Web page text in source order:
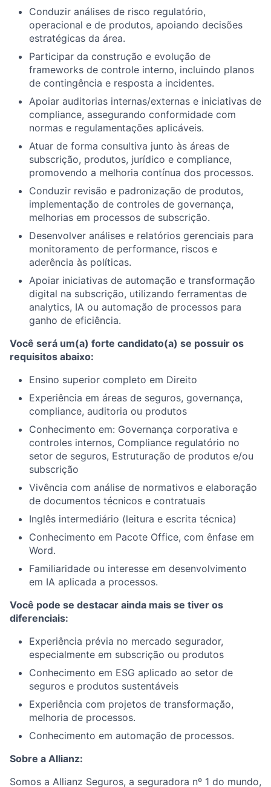
Conduzir análises de risco regulatório,
operacional e de produtos, apoiando decisões
estratégicas da área.
Participar da construção e evolução de
frameworks de controle interno, incluindo planos
de contingência e resposta a incidentes.
Apoiar auditorias internas/externas e iniciativas de
compliance, assegurando conformidade com
normas e regulamentações aplicáveis.
Atuar de forma consultiva junto às áreas de
subscrição, produtos, jurídico e compliance,
promovendo a melhoria contínua dos processos.
Conduzir revisão e padronização de produtos,
implementação de controles de governança,
melhorias em processos de subscrição.
Desenvolver análises e relatórios gerenciais para
monitoramento de performance, riscos e
aderência às políticas.
Apoiar iniciativas de automação e transformação
digital na subscrição, utilizando ferramentas de
analytics, IA ou automação de processos para
ganho de eficiência.
Você será um(a) forte candidato(a) se possuir os
requisitos abaixo:
Ensino superior completo em Direito
Experiência em áreas de seguros, governança,
compliance, auditoria ou produtos
Conhecimento em: Governança corporativa e
controles internos, Compliance regulatório no
setor de seguros, Estruturação de produtos e/ou
subscrição
Vivência com análise de normativos e elaboração
de documentos técnicos e contratuais
Inglês intermediário (leitura e escrita técnica)
Conhecimento em Pacote Office, com ênfase em
Word.
Familiaridade ou interesse em desenvolvimento
em IA aplicada a processos.
Você pode se destacar ainda mais se tiver os
diferenciais:
Experiência prévia no mercado segurador,
especialmente em subscrição ou produtos
Conhecimento em ESG aplicado ao setor de
seguros e produtos sustentáveis
Experiência com projetos de transformação,
melhoria de processos.
Conhecimento em automação de processos.
Sobre a Allianz:
Somos a Allianz Seguros, a seguradora nº 1 do mundo,